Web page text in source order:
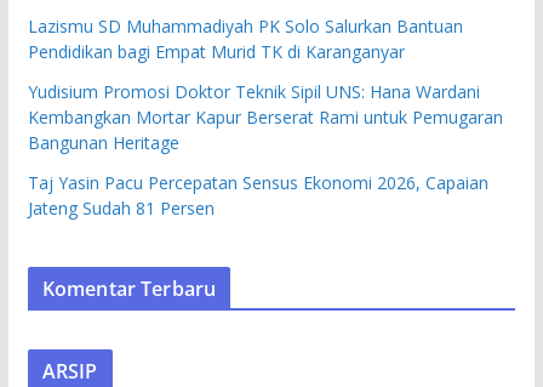
Lazismu SD Muhammadiyah PK Solo Salurkan Bantuan
Pendidikan bagi Empat Murid TK di Karanganyar
Yudisium Promosi Doktor Teknik Sipil UNS: Hana Wardani
Kembangkan Mortar Kapur Berserat Rami untuk Pemugaran
Bangunan Heritage
Taj Yasin Pacu Percepatan Sensus Ekonomi 2026, Capaian
Jateng Sudah 81 Persen
Komentar Terbaru
ARSIP